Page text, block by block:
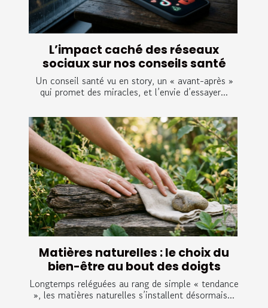
L’impact caché des réseaux
sociaux sur nos conseils santé
Un conseil santé vu en story, un « avant-après »
qui promet des miracles, et l’envie d’essayer...
Matières naturelles : le choix du
bien-être au bout des doigts
Longtemps reléguées au rang de simple « tendance
», les matières naturelles s’installent désormais...